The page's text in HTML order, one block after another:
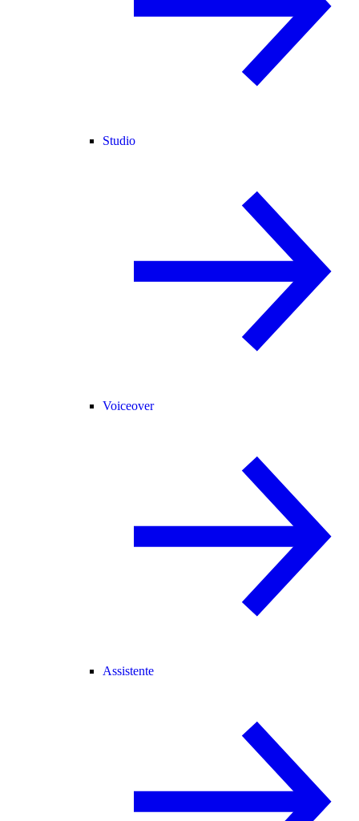
Studio
Voiceover
Assistente